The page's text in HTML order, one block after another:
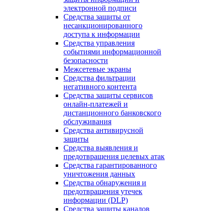
электронной подписи
Средства защиты от
несанкционированного
доступа к информации
Средства управления
событиями информационной
безопасности
Межсетевые экраны
Средства фильтрации
негативного контента
Средства защиты сервисов
онлайн-платежей и
дистанционного банковского
обслуживания
Средства антивирусной
защиты
Средства выявления и
предотвращения целевых атак
Средства гарантированного
уничтожения данных
Средства обнаружения и
предотвращения утечек
информации (DLP)
Средства защиты каналов